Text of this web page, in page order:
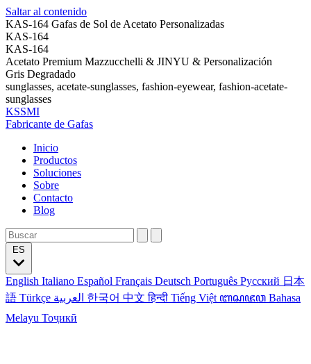
Saltar al contenido
KAS-164 Gafas de Sol de Acetato Personalizadas
KAS-164
KAS-164
Acetato Premium Mazzucchelli & JINYU & Personalización
Gris Degradado
sunglasses, acetate-sunglasses, fashion-eyewear, fashion-acetate-
sunglasses
KSSMI
Fabricante de Gafas
Inicio
Productos
Soluciones
Sobre
Contacto
Blog
English Italiano Español Français Deutsch Português Русский 日本
語 Türkçe 한국어 中文हिन्दी Tiếng Việt ꦧꦱꦗꦮ Bahasa
Melayu Тоҷикӣ